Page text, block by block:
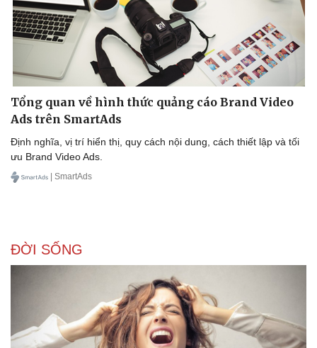
Tổng quan về hình thức quảng cáo Brand Video
Ads trên SmartAds
Định nghĩa, vị trí hiển thị, quy cách nội dung, cách thiết lập và tối
ưu Brand Video Ads.
| SmartAds
ĐỜI SỐNG